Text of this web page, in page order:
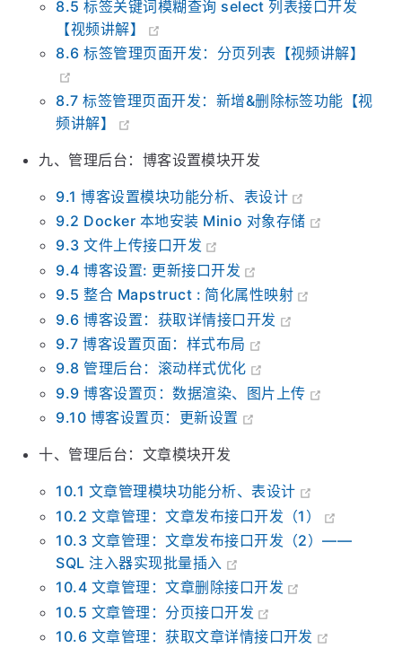
8.5 标签关键词模糊查询 select 列表接口开发
【视频讲解】
8.6 标签管理页面开发：分页列表【视频讲解】
8.7 标签管理页面开发：新增&删除标签功能【视
频讲解】
九、管理后台：博客设置模块开发
9.1 博客设置模块功能分析、表设计
9.2 Docker 本地安装 Minio 对象存储
9.3 文件上传接口开发
9.4 博客设置: 更新接口开发
9.5 整合 Mapstruct : 简化属性映射
9.6 博客设置：获取详情接口开发
9.7 博客设置页面：样式布局
9.8 管理后台：滚动样式优化
9.9 博客设置页：数据渲染、图片上传
9.10 博客设置页：更新设置
十、管理后台：文章模块开发
10.1 文章管理模块功能分析、表设计
10.2 文章管理：文章发布接口开发（1）
10.3 文章管理：文章发布接口开发（2）——
SQL 注入器实现批量插入
10.4 文章管理：文章删除接口开发
10.5 文章管理：分页接口开发